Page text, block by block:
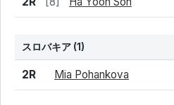
スロバキア (1)
結果 シード 選手名
2R Mia Pohankova